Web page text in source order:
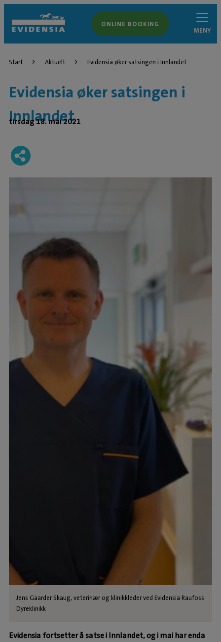
ONLINE BOOKING
MENY
Start Aktuelt Evidensia øker satsingen i Innlandet
Evidensia øker satsingen i
Innlandet
tirsdag 18. mai 2021
Jens Gaarder Skaug, veterinær og klinikkleder ved Evidensia Raufoss
Dyreklinikk
Evidensia fortsetter å satse i Innlandet, og i mai har enda